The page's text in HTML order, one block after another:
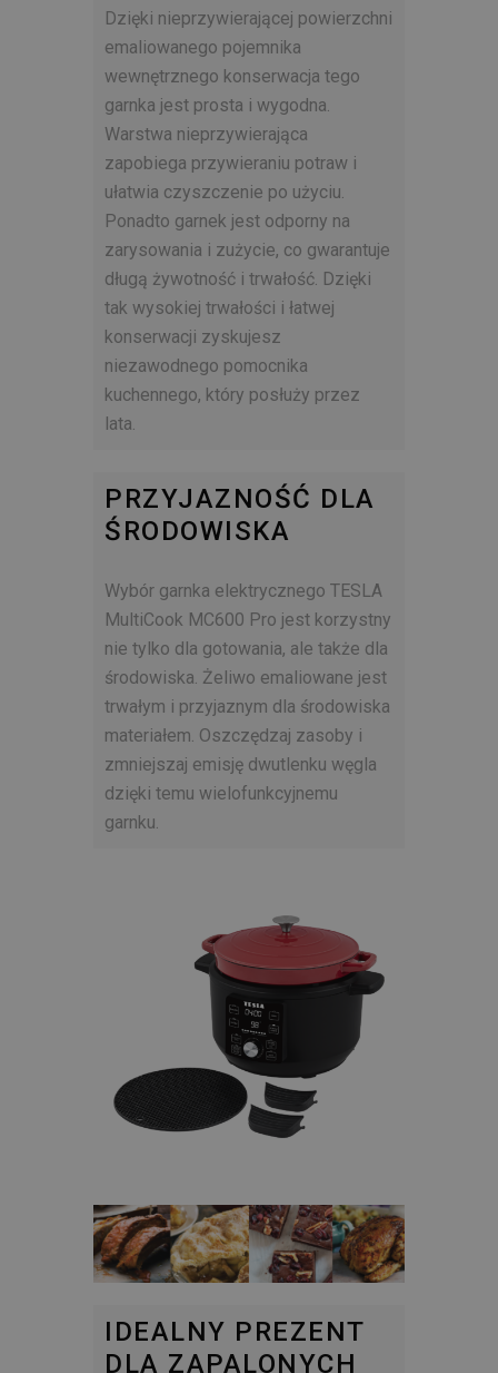
Dzięki nieprzywierającej powierzchni
emaliowanego pojemnika
wewnętrznego konserwacja tego
garnka jest prosta i wygodna.
Warstwa nieprzywierająca
zapobiega przywieraniu potraw i
ułatwia czyszczenie po użyciu.
Ponadto garnek jest odporny na
zarysowania i zużycie, co gwarantuje
długą żywotność i trwałość. Dzięki
tak wysokiej trwałości i łatwej
konserwacji zyskujesz
niezawodnego pomocnika
kuchennego, który posłuży przez
lata.
PRZYJAZNOŚĆ DLA
ŚRODOWISKA
Wybór garnka elektrycznego TESLA
MultiCook MC600 Pro jest korzystny
nie tylko dla gotowania, ale także dla
środowiska. Żeliwo emaliowane jest
trwałym i przyjaznym dla środowiska
materiałem. Oszczędzaj zasoby i
zmniejszaj emisję dwutlenku węgla
dzięki temu wielofunkcyjnemu
garnku.
IDEALNY PREZENT
DLA ZAPALONYCH